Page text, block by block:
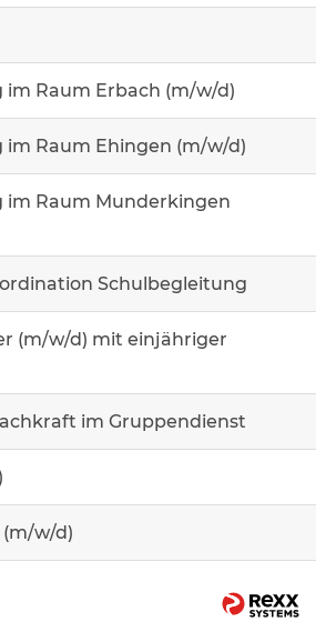
Raum Erbach (m/w/d)
Raum Ehingen (m/w/d)
im Raum Munderkingen
Schulbegleitung
(m/w/d) mit einjähriger
im Gruppendienst
w/d)